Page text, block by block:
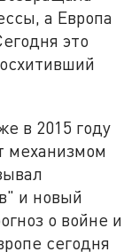
а Европа
это
в 2015 году
механизмом
и новый
о войне и
сегодня